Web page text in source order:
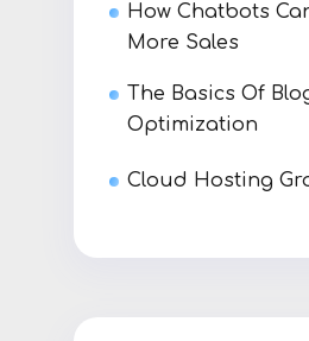
How Chatbots
More Sales
The Basics Of
Optimization
Cloud Hosting